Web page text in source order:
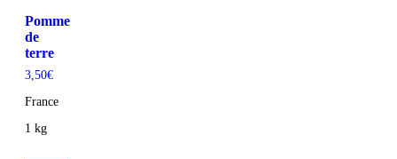
Pomme
de
terre
3,50€
France
1 kg